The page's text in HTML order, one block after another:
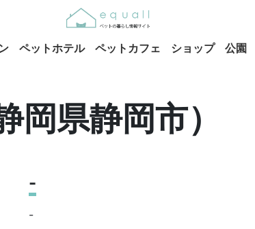
ペットホテル ペットカフェ ショップ 公園
県静岡市）
-
-